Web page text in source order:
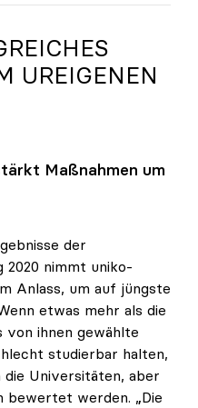
UREIGENEN
Maßnahmen um
der
2020 nimmt uniko-
Anlass, um auf jüngste
etwas mehr als die
von ihnen gewählte
studierbar halten,
Universitäten, aber
bewertet werden. „Die